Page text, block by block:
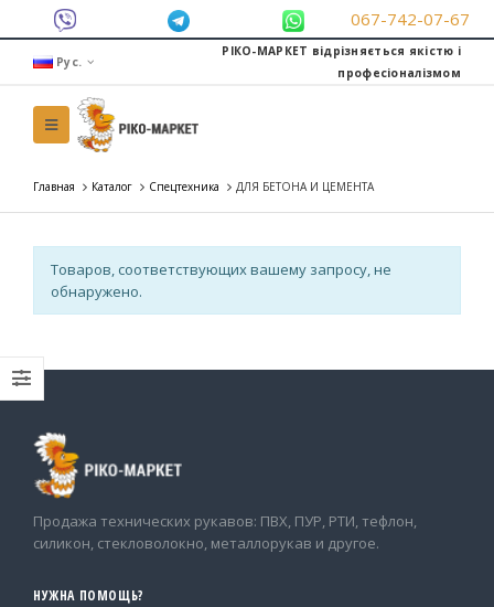
067-742-07-67
Рус.
РІКО-МАРКЕТ відрізняється якістю і
професіоналізмом
Главная Каталог Спецтехника ДЛЯ БЕТОНА И ЦЕМЕНТА
Товаров, соответствующих вашему запросу, не
обнаружено.
Продажа технических рукавов: ПВХ, ПУР, РТИ, тефлон,
силикон, стекловолокно, металлорукав и другое.
НУЖНА ПОМОЩЬ?